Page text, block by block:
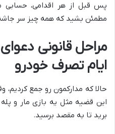
پس قبل از هر اقدامی، حسابی
مطمئن بشید که همه چیز سر
مراحل قانونی
ایام تصرف خودرو
حالا که مدارکمون رو جمع کردیم،
این قضیه مثل یه بازی مار و
برید تا به مقصد برسید.